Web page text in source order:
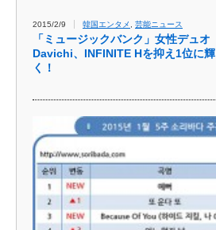
2015/2/9 韓国エンタメ 芸能ニュース
「ミュージックバンク」女性デュオ
Davichi、INFINITE Hを抑え1位に輝
く！